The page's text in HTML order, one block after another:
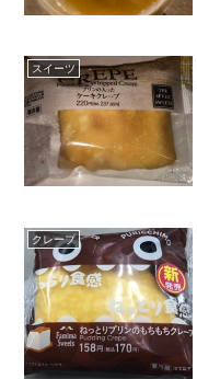
スイーツ
クレープ